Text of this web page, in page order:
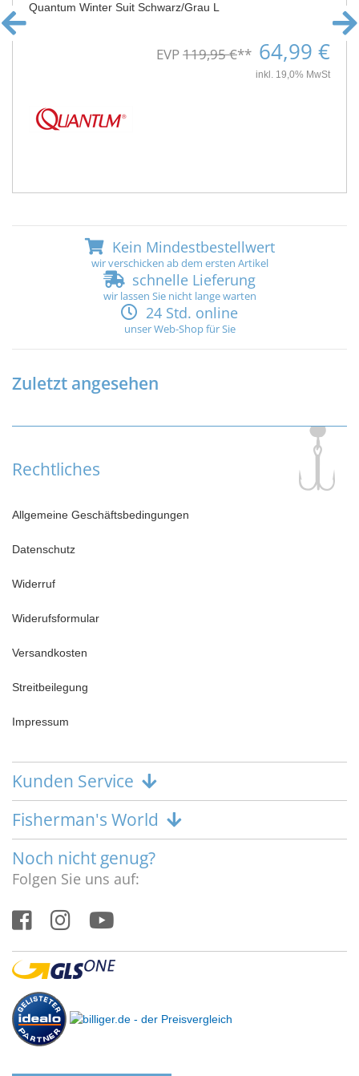
Quantum Winter Suit Schwarz/Grau L
EVP119,95 €** 64,99 €
inkl. 19,0% MwSt
Kein Mindestbestellwert
wir verschicken ab dem ersten Artikel
schnelle Lieferung
wir lassen Sie nicht lange warten
24 Std. online
unser Web-Shop für Sie
Zuletzt angesehen
Rechtliches
Allgemeine Geschäftsbedingungen
Datenschutz
Widerruf
Widerufsformular
Versandkosten
Streitbeilegung
Impressum
Kunden Service
Fisherman's World
Noch nicht genug?
Folgen Sie uns auf: